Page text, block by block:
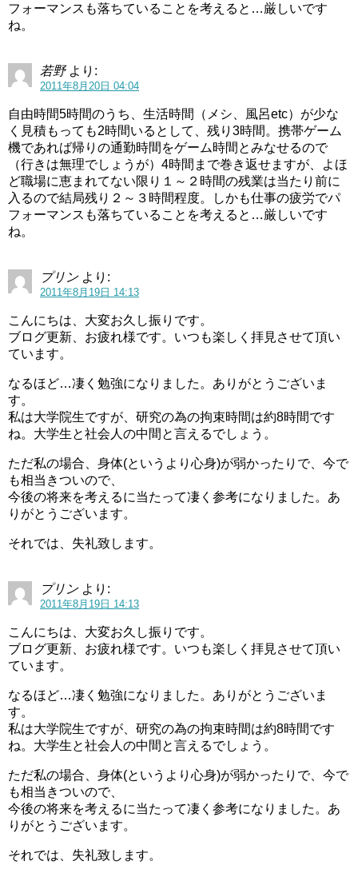
フォーマンスも落ちていることを考えると…厳しいです
ね。
若野 より:
2011年8月20日 04:04
自由時間5時間のうち、生活時間（メシ、風呂etc）が少な
く見積もっても2時間いるとして、残り3時間。携帯ゲーム
機であれば帰りの通勤時間をゲーム時間とみなせるので
（行きは無理でしょうが）4時間まで巻き返せますが、よほ
ど職場に恵まれてない限り１～２時間の残業は当たり前に
入るので結局残り２～３時間程度。しかも仕事の疲労でパ
フォーマンスも落ちていることを考えると…厳しいです
ね。
プリン より:
2011年8月19日 14:13
こんにちは、大変お久し振りです。
ブログ更新、お疲れ様です。いつも楽しく拝見させて頂い
ています。
なるほど…凄く勉強になりました。ありがとうございま
す。
私は大学院生ですが、研究の為の拘束時間は約8時間です
ね。大学生と社会人の中間と言えるでしょう。
ただ私の場合、身体(というより心身)が弱かったりで、今で
も相当きついので、
今後の将来を考えるに当たって凄く参考になりました。あ
りがとうございます。
それでは、失礼致します。
プリン より:
2011年8月19日 14:13
こんにちは、大変お久し振りです。
ブログ更新、お疲れ様です。いつも楽しく拝見させて頂い
ています。
なるほど…凄く勉強になりました。ありがとうございま
す。
私は大学院生ですが、研究の為の拘束時間は約8時間です
ね。大学生と社会人の中間と言えるでしょう。
ただ私の場合、身体(というより心身)が弱かったりで、今で
も相当きついので、
今後の将来を考えるに当たって凄く参考になりました。あ
りがとうございます。
それでは、失礼致します。